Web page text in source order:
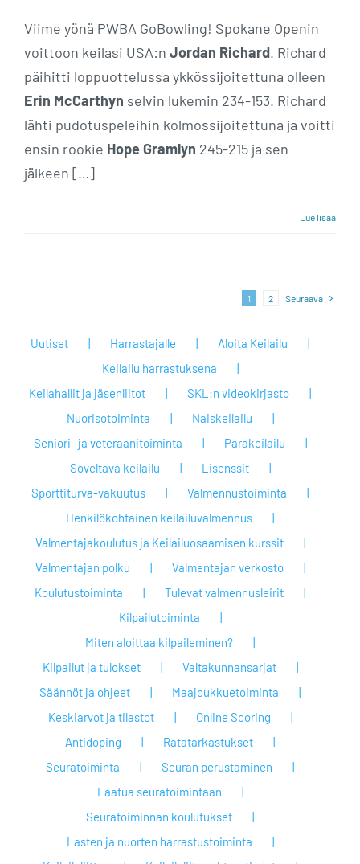
Viime yönä PWBA GoBowling! Spokane Openin
voittoon keilasi USA:n Jordan Richard. Richard
päihitti loppuottelussa ykkössijoitettuna olleen
Erin McCarthyn selvin lukemin 234-153. Richard
lähti pudotuspeleihin kolmossijoitettuna ja voitti
ensin rookie Hope Gramlyn 245-215 ja sen
jälkeen […]
Lue lisää
1 2 Seuraava
Uutiset Harrastajalle
Aloita Keilailu
Keilailu harrastuksena
Keilahallit ja jäsenliitot
SKL:n videokirjasto
Nuorisotoiminta
Naiskeilailu
Seniori- ja veteraanitoiminta
Parakeilailu
Soveltava keilailu
Lisenssit
Sporttiturva-vakuutus
Valmennustoiminta
Henkilökohtainen keilailuvalmennus
Valmentajakoulutus ja Keilailuosaamisen kurssit
Valmentajan polku
Valmentajan verkosto
Koulutustoiminta
Tulevat valmennusleirit
Kilpailutoiminta
Miten aloittaa kilpaileminen?
Kilpailut ja tulokset
Valtakunnansarjat
Säännöt ja ohjeet
Maajoukkuetoiminta
Keskiarvot ja tilastot
Online Scoring
Antidoping
Ratatarkastukset
Seuratoiminta
Seuran perustaminen
Laatua seuratoimintaan
Seuratoiminnan koulutukset
Lasten ja nuorten harrastustoiminta